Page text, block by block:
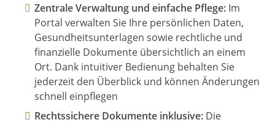
Zentrale Verwaltung und einfache Pflege: Im
Portal verwalten Sie Ihre persönlichen Daten,
Gesundheitsunterlagen sowie rechtliche und
finanzielle Dokumente übersichtlich an einem
Ort. Dank intuitiver Bedienung behalten Sie
jederzeit den Überblick und können Änderungen
schnell einpflegen
Rechtssichere Dokumente inklusive: Die